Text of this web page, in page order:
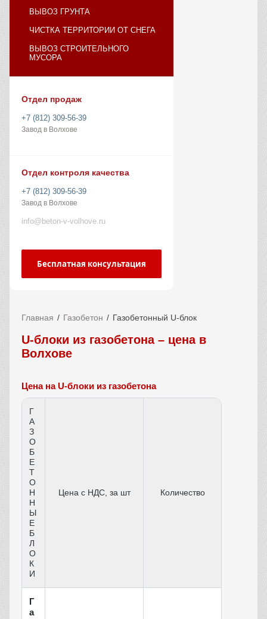
ВЫВОЗ ГРУНТА
ЧИСТКА ТЕРРИТОРИИ ОТ СНЕГА
ВЫВОЗ СТРОИТЕЛЬНОГО
МУСОРА
Отдел продаж
+7 (812) 309-56-39
Завод в Волхове
Отдел контроля качества
+7 (812) 309-56-39
Завод в Волхове
info@beton-v-volhove.ru
Бесплатная консультация
Главная Газобетон Газобетонный U-блок
U-блоки из газобетона – цена в
Волхове
Цена на U-блоки из газобетона
Г
А
З
О
Б
Е
Т
О
Н
Н
Ы
Е
Б
Л
О
К
И
Цена c НДС, за шт Количество
Г
а